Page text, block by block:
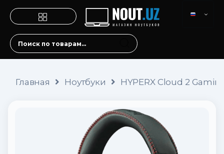
Главная Ноутбуки HYPERX Cloud 2